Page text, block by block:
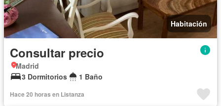
Habitación
Consultar precio
Madrid
3 Dormitorios
1 Baño
Hace 20 horas en Listanza